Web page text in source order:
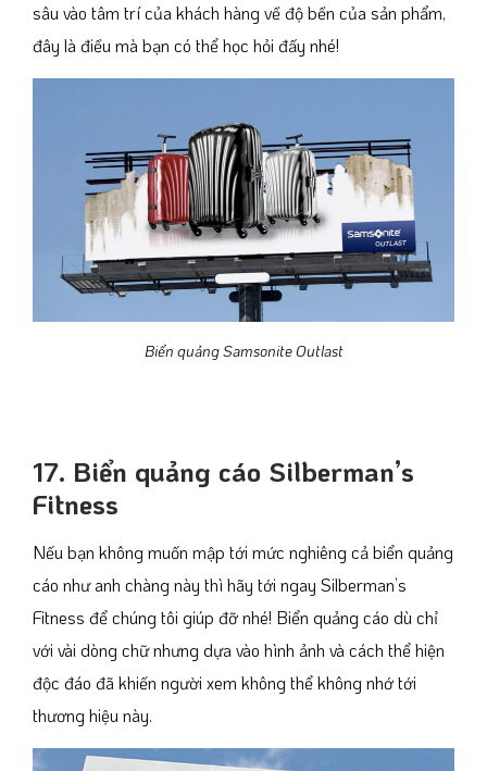
sâu vào tâm trí của khách hàng về độ bền của sản phẩm,
đây là điều mà bạn có thể học hỏi đấy nhé!
Biển quảng Samsonite Outlast
17. Biển quảng cáo Silberman’s
Fitness
Nếu bạn không muốn mập tới mức nghiêng cả biển quảng
cáo như anh chàng này thì hãy tới ngay Silberman’s
Fitness để chúng tôi giúp đỡ nhé! Biển quảng cáo dù chỉ
với vài dòng chữ nhưng dựa vào hình ảnh và cách thể hiện
độc đáo đã khiến người xem không thể không nhớ tới
thương hiệu này.